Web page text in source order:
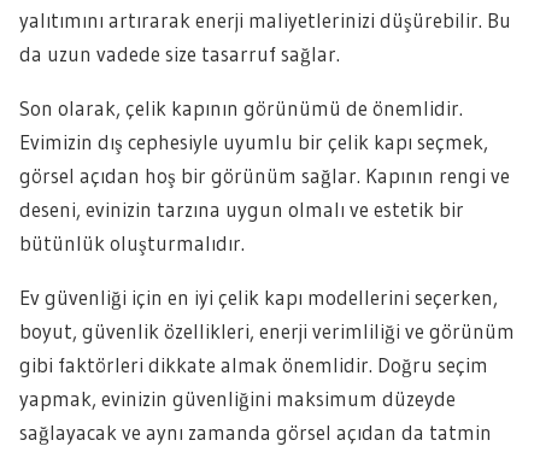
yalıtımını artırarak enerji maliyetlerinizi düşürebilir. Bu
da uzun vadede size tasarruf sağlar.
Son olarak, çelik kapının görünümü de önemlidir.
Evimizin dış cephesiyle uyumlu bir çelik kapı seçmek,
görsel açıdan hoş bir görünüm sağlar. Kapının rengi ve
deseni, evinizin tarzına uygun olmalı ve estetik bir
bütünlük oluşturmalıdır.
Ev güvenliği için en iyi çelik kapı modellerini seçerken,
boyut, güvenlik özellikleri, enerji verimliliği ve görünüm
gibi faktörleri dikkate almak önemlidir. Doğru seçim
yapmak, evinizin güvenliğini maksimum düzeyde
sağlayacak ve aynı zamanda görsel açıdan da tatmin